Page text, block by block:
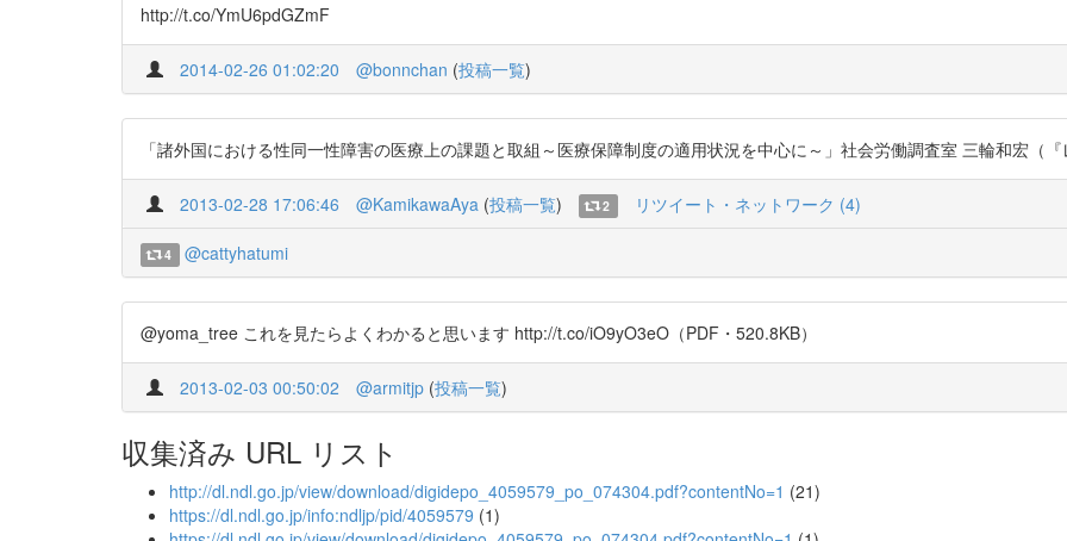
http://t.co/YmU6pdGZmF
2014-02-26 01:02:20 @bonnchan (投稿一覧)
「諸外国における性同一性障害の医療上の課題と取組～医療保障制度の適用状況を中心に～」社会労働調査室 三輪和宏（
2013-02-28 17:06:46 @KamikawaAya (投稿一覧) 2 リツイート・ネットワーク (4)
4 @cattyhatumi
@yoma_tree これを見たらよくわかると思います http://t.co/iO9yO3eO（PDF・520.8KB）
2013-02-03 00:50:02 @armitjp (投稿一覧)
収集済み URL リスト
http://dl.ndl.go.jp/view/download/digidepo_4059579_po_074304.pdf?contentNo=1 (21)
https://dl.ndl.go.jp/info:ndljp/pid/4059579 (1)